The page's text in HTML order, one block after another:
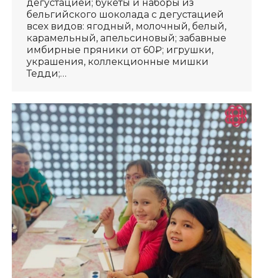
дегустацией; букеты и наборы из
бельгийского шоколада с дегустацией
всех видов: ягодный, молочный, белый,
карамельный, апельсиновый; забавные
имбирные пряники от 60₽; игрушки,
украшения, коллекционные мишки
Тедди;…